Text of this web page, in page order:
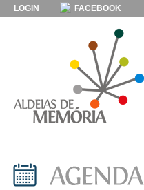
LOGIN FACEBOOK